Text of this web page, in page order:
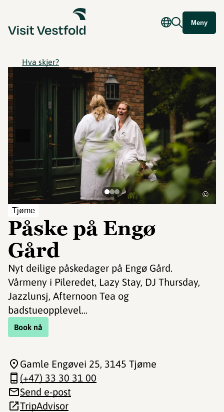
Meny
Hva skjer?
Tjøme
Påske på Engø
Gård
Nyt deilige påskedager på Engø Gård.
Vårmeny i Pileredet, Lazy Stay, DJ Thursday,
Jazzlunsj, Afternoon Tea og
badstueopplevel...
Book nå
©
Gamle Engøvei 25, 3145 Tjøme
(+47) 33 30 31 00
Send e-post
TripAdvisor